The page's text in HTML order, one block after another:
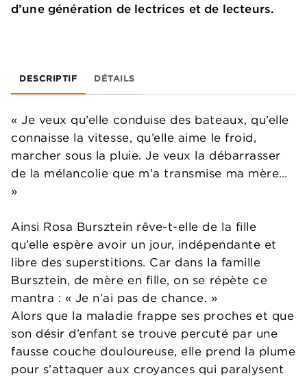
d’une génération de lectrices et de lecteurs.
DESCRIPTIF DÉTAILS
« Je veux qu’elle conduise des bateaux, qu’elle
connaisse la vitesse, qu’elle aime le froid,
marcher sous la pluie. Je veux la débarrasser
de la mélancolie que m’a transmise ma mère…
»
Ainsi Rosa Bursztein rêve-t-elle de la fille
qu’elle espère avoir un jour, indépendante et
libre des superstitions. Car dans la famille
Bursztein, de mère en fille, on se répète ce
mantra : « Je n’ai pas de chance. »
Alors que la maladie frappe ses proches et que
son désir d’enfant se trouve percuté par une
fausse couche douloureuse, elle prend la plume
pour s’attaquer aux croyances qui paralysent